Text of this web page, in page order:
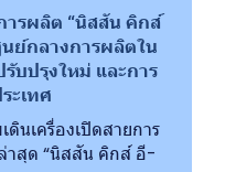
ารผลิต “นิสสัน คิกส์
ย์กลางการผลิตใน
บปรุงใหม่ และการ
ะเทศ
ดินเครื่องเปิดสายการ
าสุด “นิสสัน คิกส์ อี-